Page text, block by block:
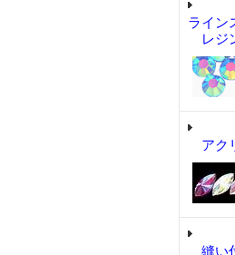
ライン
レジ
アク
縫い